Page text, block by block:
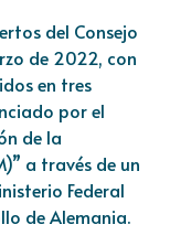
del Consejo
de 2022, con
en tres
por el
de la
a través de un
Federal
de Alemania.